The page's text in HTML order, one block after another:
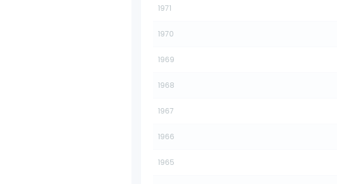
1971
1970
1969
1968
1967
1966
1965